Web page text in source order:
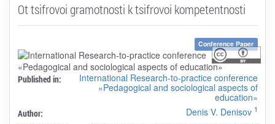
Ot tsifrovoi gramotnosti k tsifrovoi kompetentnosti
Conference Paper
Published in:
International Research-to-practice conference
«Pedagogical and sociological aspects of
education»
Author: Denis V. Denisov 1